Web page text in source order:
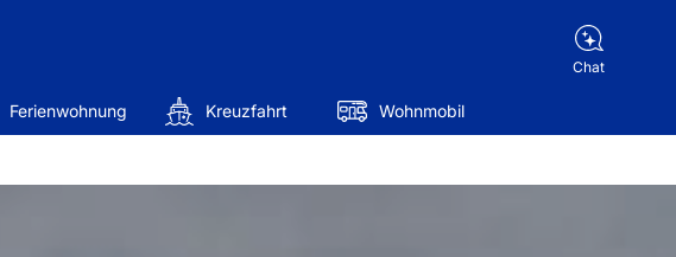
Chat
Ferienwohnung Kreuzfahrt Wohnmobil